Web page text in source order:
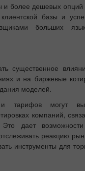
и более дешевых опций
базы и
больших
существенное
и на биржевые
моделей.
могут
компаний,
дает
реакцию
инструменты для